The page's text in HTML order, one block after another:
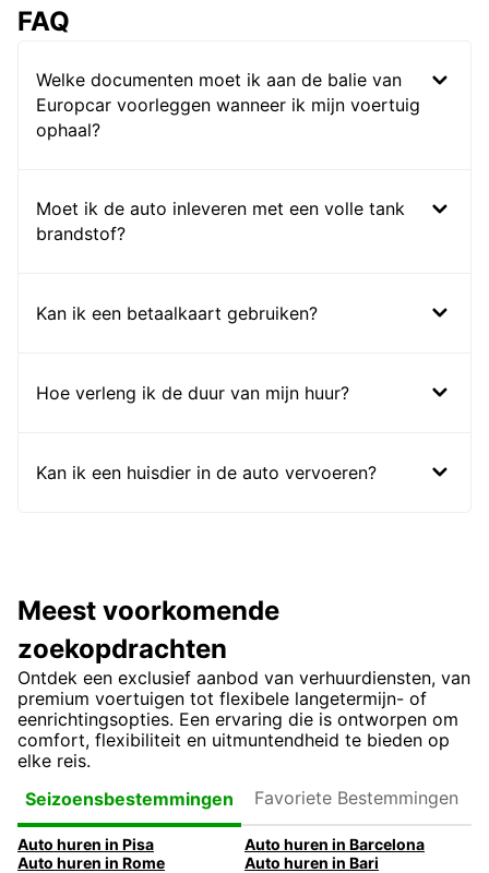
FAQ
Welke documenten moet ik aan de balie van
Europcar voorleggen wanneer ik mijn voertuig
ophaal?
Moet ik de auto inleveren met een volle tank
brandstof?
Kan ik een betaalkaart gebruiken?
Hoe verleng ik de duur van mijn huur?
Kan ik een huisdier in de auto vervoeren?
Meest voorkomende
zoekopdrachten
Ontdek een exclusief aanbod van verhuurdiensten, van
premium voertuigen tot flexibele langetermijn- of
eenrichtingsopties. Een ervaring die is ontworpen om
comfort, flexibiliteit en uitmuntendheid te bieden op
elke reis.
Seizoensbestemmingen
Bestemmingen
Auto huren in Pisa
Auto huren in Barcelona
Auto huren in Rome
Auto huren in Bari